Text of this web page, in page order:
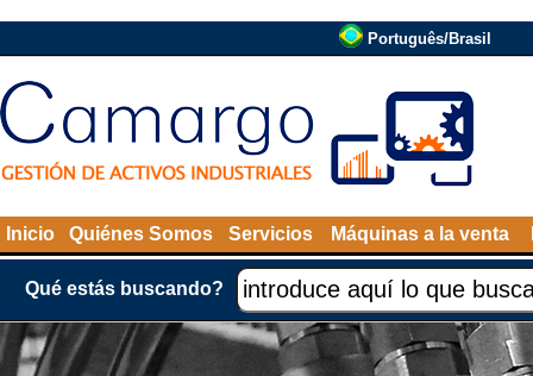
Português/Brasil
Inicio Quiénes Somos Servicios Máquinas a la venta
Qué estás buscando?